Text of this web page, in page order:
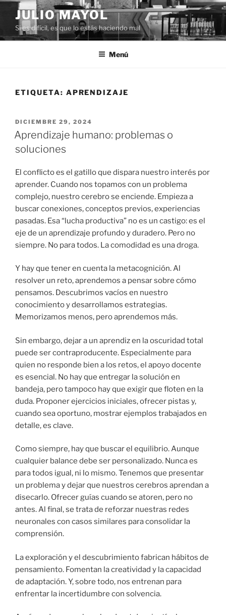
Saltar
contenido
JULIO MAYOL
Si es difícil, es que lo estás haciendo mal
Menú
ETIQUETA: APRENDIZAJE
PUBLICADO
EL
DICIEMBRE 29, 2024
Aprendizaje humano: problemas o
soluciones
El conflicto es el gatillo que dispara nuestro interés por
aprender. Cuando nos topamos con un problema
complejo, nuestro cerebro se enciende. Empieza a
buscar conexiones, conceptos previos, experiencias
pasadas. Esa “lucha productiva” no es un castigo: es el
eje de un aprendizaje profundo y duradero. Pero no
siempre. No para todos. La comodidad es una droga.
Y hay que tener en cuenta la metacognición. Al
resolver un reto, aprendemos a pensar sobre cómo
pensamos. Descubrimos vacíos en nuestro
conocimiento y desarrollamos estrategias.
Memorizamos menos, pero aprendemos más.
Sin embargo, dejar a un aprendiz en la oscuridad total
puede ser contraproducente. Especialmente para
quien no responde bien a los retos, el apoyo docente
es esencial. No hay que entregar la solución en
bandeja, pero tampoco hay que exigir que floten en la
duda. Proponer ejercicios iniciales, ofrecer pistas y,
cuando sea oportuno, mostrar ejemplos trabajados en
detalle, es clave.
Como siempre, hay que buscar el equilibrio. Aunque
cualquier balance debe ser personalizado. Nunca es
para todos igual, ni lo mismo. Tenemos que presentar
un problema y dejar que nuestros cerebros aprendan a
disecarlo. Ofrecer guías cuando se atoren, pero no
antes. Al final, se trata de reforzar nuestras redes
neuronales con casos similares para consolidar la
comprensión.
La exploración y el descubrimiento fabrican hábitos de
pensamiento. Fomentan la creatividad y la capacidad
de adaptación. Y, sobre todo, nos entrenan para
enfrentar la incertidumbre con solvencia.